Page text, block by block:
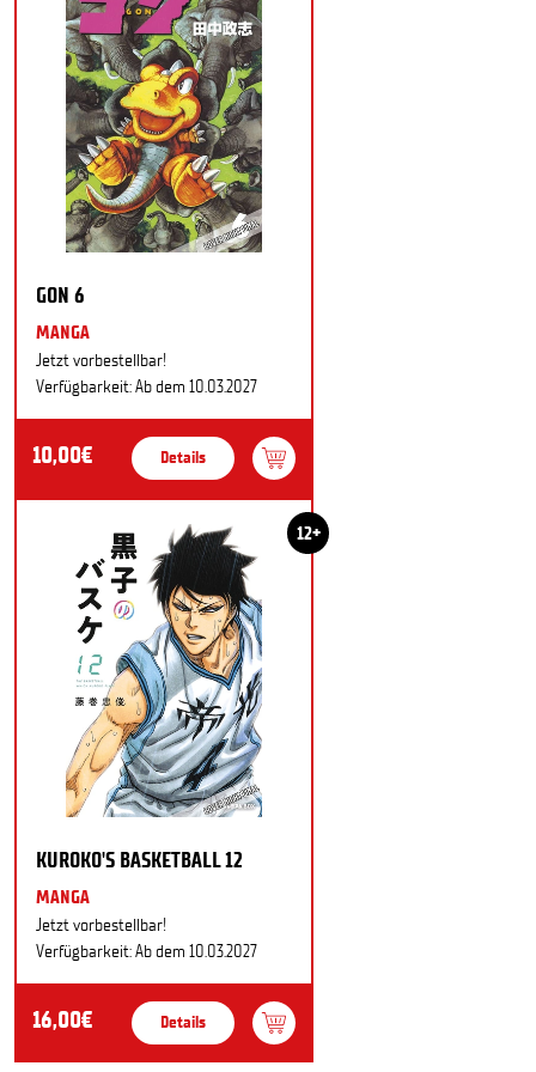
GON 6
MANGA
Jetzt vorbestellbar!
Verfügbarkeit: Ab dem 10.03.2027
10,00€ Details
12+
KUROKO'S BASKETBALL 12
MANGA
Jetzt vorbestellbar!
Verfügbarkeit: Ab dem 10.03.2027
16,00€ Details